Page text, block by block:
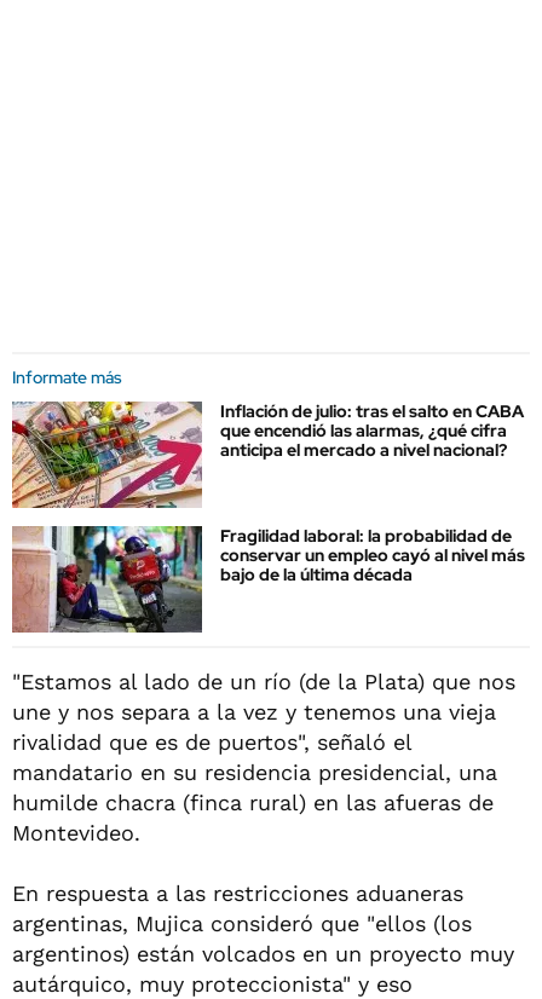
Informate más
Inflación de julio: tras el salto en CABA
que encendió las alarmas, ¿qué cifra
anticipa el mercado a nivel nacional?
Fragilidad laboral: la probabilidad de
conservar un empleo cayó al nivel más
bajo de la última década
"Estamos al lado de un río (de la Plata) que nos
une y nos separa a la vez y tenemos una vieja
rivalidad que es de puertos", señaló el
mandatario en su residencia presidencial, una
humilde chacra (finca rural) en las afueras de
Montevideo.
En respuesta a las restricciones aduaneras
argentinas, Mujica consideró que "ellos (los
argentinos) están volcados en un proyecto muy
autárquico, muy proteccionista" y eso